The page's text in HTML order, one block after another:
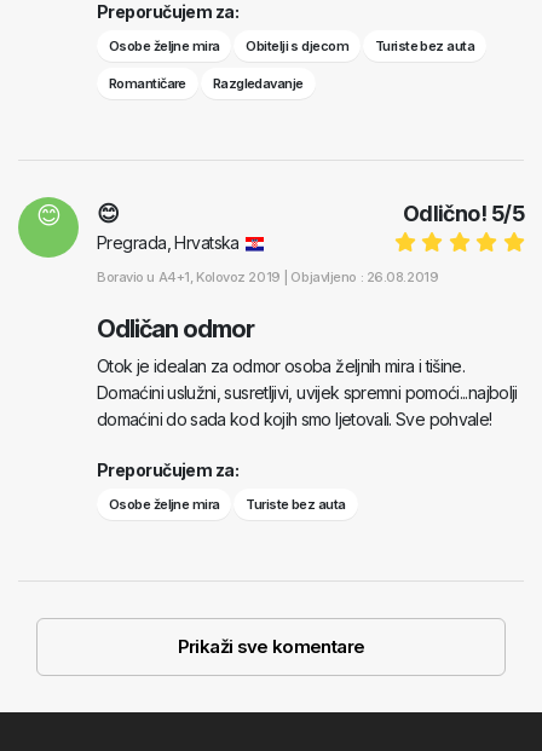
Preporučujem za:
Osobe željne mira Obitelji s djecom Turiste bez auta
Romantičare Razgledavanje
😊 Odlično! 5/5
😊
Pregrada, Hrvatska
Boravio u A4+1, Kolovoz 2019 | Objavljeno : 26.08.2019
Odličan odmor
Otok je idealan za odmor osoba željnih mira i tišine.
Domaćini uslužni, susretljivi, uvijek spremni pomoći...najbolji
domaćini do sada kod kojih smo ljetovali. Sve pohvale!
Preporučujem za:
Osobe željne mira Turiste bez auta
Prikaži sve komentare